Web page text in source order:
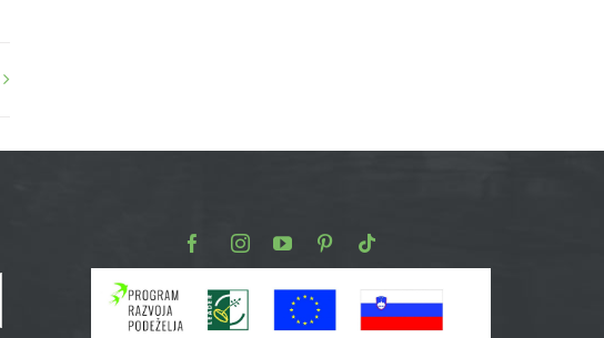
FacebookInstagram
YoutubePinterest